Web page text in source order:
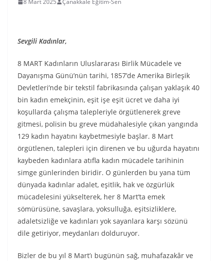
8 Mart 2025 Çanakkale Eğitim-Sen
Sevgili Kadınlar,
8 MART Kadınların Uluslararası Birlik Mücadele ve
Dayanışma Günü’nün tarihi, 1857’de Amerika Birleşik
Devletleri’nde bir tekstil fabrikasında çalışan yaklaşık 40
bin kadın emekçinin, eşit işe eşit ücret ve daha iyi
koşullarda çalışma talepleriyle örgütlenerek greve
gitmesi, polisin bu greve müdahalesiyle çıkan yangında
129 kadın hayatını kaybetmesiyle başlar. 8 Mart
örgütlenen, talepleri için direnen ve bu uğurda hayatını
kaybeden kadınlara atıfla kadın mücadele tarihinin
simge günlerinden biridir. O günlerden bu yana tüm
dünyada kadınlar adalet, eşitlik, hak ve özgürlük
mücadelesini yükselterek, her 8 Mart’ta emek
sömürüsüne, savaşlara, yoksulluğa, eşitsizliklere,
adaletsizliğe ve kadınları yok sayanlara karşı sözünü
dile getiriyor, meydanları dolduruyor.
Bizler de bu yıl 8 Mart’ı bugünün sağ, muhafazakâr ve